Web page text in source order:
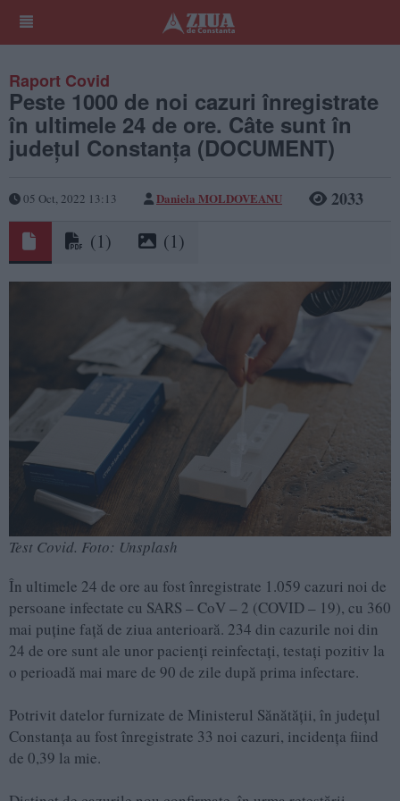
Raport Covid
Peste 1000 de noi cazuri înregistrate
în ultimele 24 de ore. Câte sunt în
județul Constanța (DOCUMENT)
05 Oct, 2022 13:13 Daniela MOLDOVEANU 2033
(1) (1)
Test Covid. Foto: Unsplash
În ultimele 24 de ore au fost înregistrate 1.059 cazuri noi de
persoane infectate cu SARS – CoV – 2 (COVID – 19), cu 360
mai puține față de ziua anterioară. 234 din cazurile noi din
24 de ore sunt ale unor pacienți reinfectați, testați pozitiv la
o perioadă mai mare de 90 de zile după prima infectare.
Potrivit datelor furnizate de Ministerul Sănătății, în județul
Constanța au fost înregistrate 33 noi cazuri, incidența fiind
de 0,39 la mie.